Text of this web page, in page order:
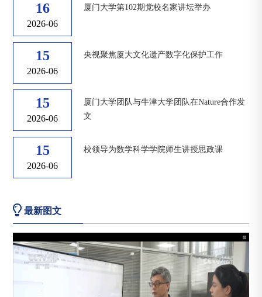
16
2026-06
厦门大学第102期党校名家讲坛举办
15
2026-06
央视聚焦厦大文化遗产数字化保护工作
15
2026-06
厦门大学团队与牛津大学团队在Nature合作发
文
15
2026-06
校领导为数学科学学院师生讲授思政课
最新图文